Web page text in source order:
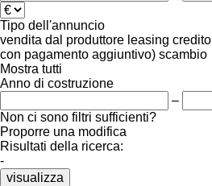
Tipo dell'annuncio
vendita dal produttore leasing credito
con pagamento aggiuntivo) scambio
Mostra tutti
Anno di costruzione
–
Non ci sono filtri sufficienti?
Proporre una modifica
Risultati della ricerca:
-
visualizza